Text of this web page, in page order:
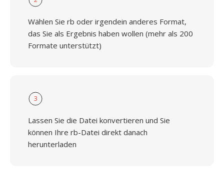
Wählen Sie rb oder irgendein anderes Format,
das Sie als Ergebnis haben wollen (mehr als 200
Formate unterstützt)
3
Lassen Sie die Datei konvertieren und Sie
können Ihre rb-Datei direkt danach
herunterladen